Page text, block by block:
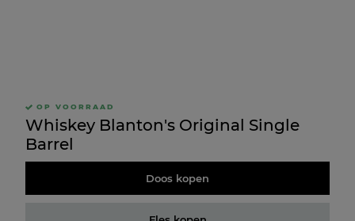
OP VOORRAAD
Whiskey Blanton's Original Single
Barrel
Doos kopen